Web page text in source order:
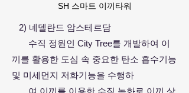
SH 스마트 이끼타워
2) 네델란드 암스테르담
수직 정원인 City Tree를 개발하여 이
끼를 활용한 도심 속 중요한 탄소 흡수기능
및 미세먼지 저화기능을 수행하
여 이끼를 이용한 수직 녹화로 이끼 상